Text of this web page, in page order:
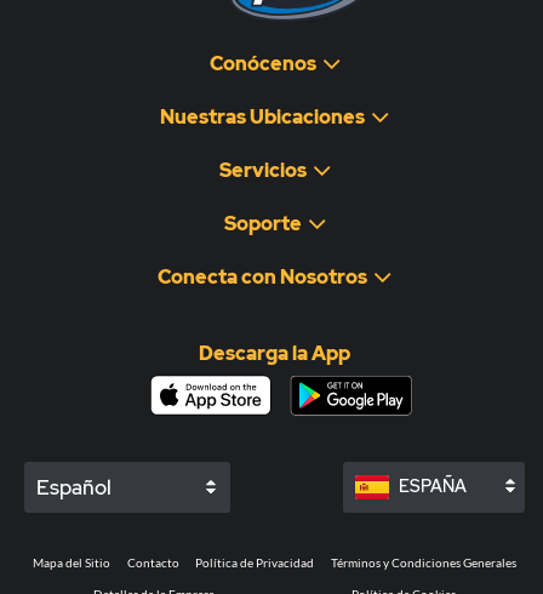
Conócenos
Nuestras Ubicaciones
Servicios
Soporte
Conecta con Nosotros
Descarga la App
Español ESPAÑA
Mapa del Sitio Contacto Política de Privacidad Términos y Condiciones Generales